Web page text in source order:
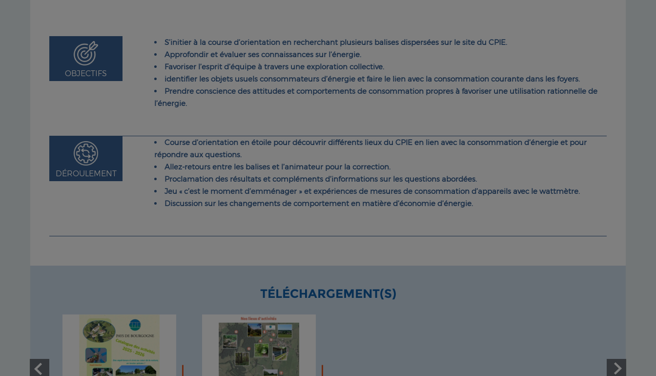
OBJECTIFS
S’initier à la course d’orientation en recherchant plusieurs balises dispersées sur le site du CPIE.
Approfondir et évaluer ses connaissances sur l’énergie.
Favoriser l’esprit d’équipe à travers une exploration collective.
identifier les objets usuels consommateurs d’énergie et faire le lien avec la consommation courante dans les foyers.
Prendre conscience des attitudes et comportements de consommation propres à favoriser une utilisation rationnelle de
l’énergie.
DÉROULEMENT
Course d’orientation en étoile pour découvrir différents lieux du CPIE en lien avec la consommation d’énergie et pour
répondre aux questions.
Allez-retours entre les balises et l’animateur pour la correction.
Proclamation des résultats et compléments d’informations sur les questions abordées.
Jeu « c’est le moment d’emménager » et expériences de mesures de consommation d’appareils avec le wattmètre.
Discussion sur les changements de comportement en matière d’économie d’énergie.
TÉLÉCHARGEMENT(S)